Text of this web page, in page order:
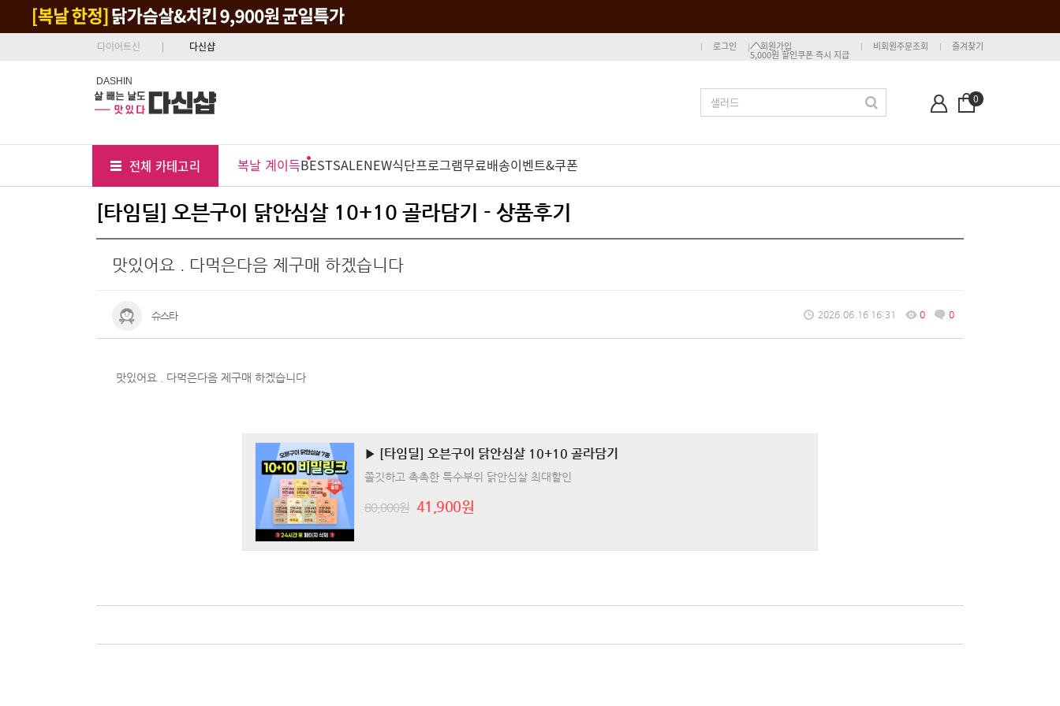
다이어트신 다신샵 로그인 회원가입
5,000원 할인쿠폰 즉시 지급
비회원주문조회 즐겨찾기
DASHIN
0
전체 카테고리 복날 계이득BESTSALENEW식단프로그램무료배송이벤트&쿠폰
[타임딜] 오븐구이 닭안심살 10+10 골라담기 - 상품후기
맛있어요 . 다먹은다음 제구매 하겠습니다
슈스타 2026.06.16 16:31 0 0
맛있어요 . 다먹은다음 제구매 하겠습니다
▶ [타임딜] 오븐구이 닭안심살 10+10 골라담기
쫄깃하고 촉촉한 특수부위 닭안심살 최대할인
80,000원 41,900원